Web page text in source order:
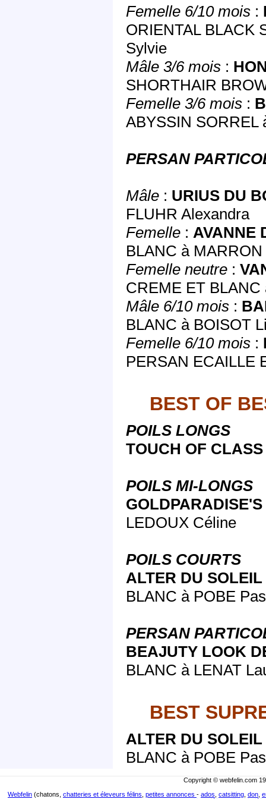
Femelle 6/10 mois :
ORIENTAL BLACK
Sylvie
Mâle 3/6 mois :
SHORTHAIR
Femelle 3/6 mois :
ABYSSIN SORREL
PERSAN
Mâle : URIUS DU
FLUHR Alexandra
Femelle : AVANNE
BLANC à
Femelle neutre :
CREME ET
Mâle 6/10 mois :
BLANC à BOISOT
Femelle 6/10 mois :
PERSAN ECAILLE
BEST OF
POILS LONGS
TOUCH OF
POILS MI-LONGS
LEDOUX Céline
POILS COURTS
ALTER DU SOLEIL
BLANC à POBE
PERSAN
BEAJUTY LOOK
BLANC à LENAT
BEST
ALTER DU SOLEIL
BLANC à POBE
Copyright © webfelin.com
Webfelin (chatons, chatteries et éleveurs félins petites annonces - ados catsitting don